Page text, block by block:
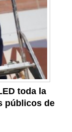
toda la
públicos de